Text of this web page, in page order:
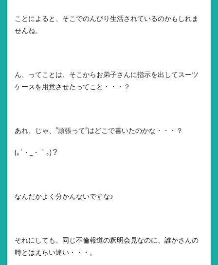
ことによると、そこでのんびり生活されているのかもしれま
せんね。
ん、ってことは、そこからお弟子さんに指示を出してスーツ
ケースを用意させたってこと・・・？
あれ、じゃ、”頑張って”はどこで書いたのかな・・・？
(｡´・_・｀｡)？
なんだかよく分かんないですな♪
それにしても、同じ不倫報道の釈明会見なのに、誰かさんの
時とはえらい違い・・・。